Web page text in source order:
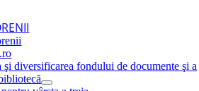
şi diversificarea fondului de documente şi a